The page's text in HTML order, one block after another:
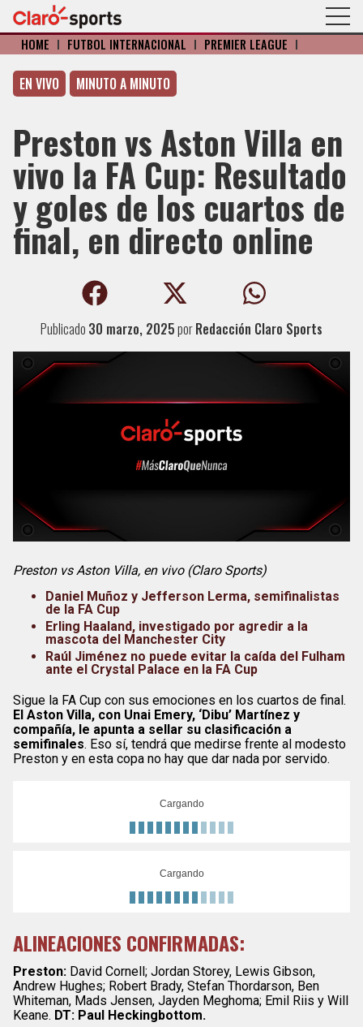
HOME I FÚTBOL INTERNACIONAL I PREMIER LEAGUE I
EN VIVO MINUTO A MINUTO
Preston vs Aston Villa en
vivo la FA Cup: Resultado
y goles de los cuartos de
final, en directo online
Publicado 30 marzo, 2025porRedacción Claro Sports
Preston vs Aston Villa, en vivo (Claro Sports)
Daniel Muñoz y Jefferson Lerma, semifinalistas
de la FA Cup
Erling Haaland, investigado por agredir a la
mascota del Manchester City
Raúl Jiménez no puede evitar la caída del Fulham
ante el Crystal Palace en la FA Cup
Sigue la FA Cup con sus emociones en los cuartos de final.
El Aston Villa, con Unai Emery, ‘Dibu’ Martínez y
compañía, le apunta a sellar su clasificación a
semifinales. Eso sí, tendrá que medirse frente al modesto
Preston y en esta copa no hay que dar nada por servido.
Cargando
Cargando
ALINEACIONES CONFIRMADAS:
Preston: David Cornell; Jordan Storey, Lewis Gibson,
Andrew Hughes; Robert Brady, Stefan Thordarson, Ben
Whiteman, Mads Jensen, Jayden Meghoma; Emil Riis y Will
Keane. DT: Paul Heckingbottom.